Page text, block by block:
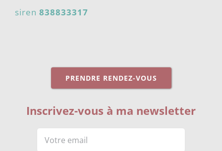
siren 838833317
PRENDRE RENDEZ-VOUS
Inscrivez-vous à ma newsletter